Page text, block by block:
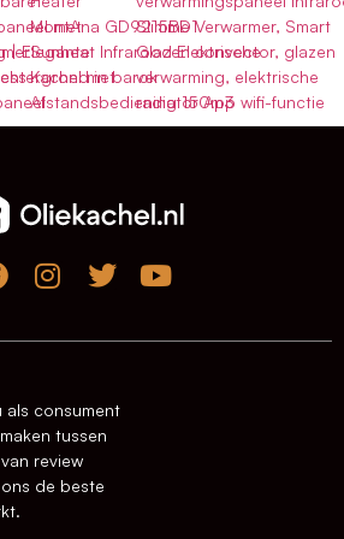
met
| Elegante
in barok
MontAna GD9215BD1
Sunheat Infrarood Elektrische
Kachel met
Afstandsbediening 150m3
Slimme Verwarmer, Smart
Glazen convector, glazen
verwarming, elektrische
radiator App wifi-functie
als consument
tussen
review
de beste